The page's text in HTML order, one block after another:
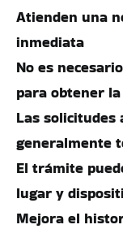
Atienden una
inmediata
No es
para obtener
Las solicitudes
generalmente
El trámite
lugar y
Mejora el